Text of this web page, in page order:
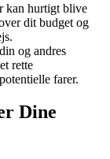
kan hurtigt blive
dit budget og
og andres
rette
farer.
Dine